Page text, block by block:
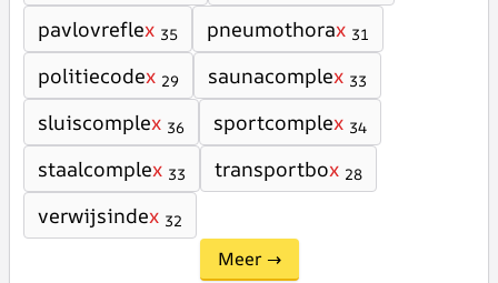
pavlovreflex 35 pneumothorax 31
politiecodex 29 saunacomplex 33
sluiscomplex 36 sportcomplex 34
staalcomplex 33 transportbox 28
verwijsindex 32
Meer →